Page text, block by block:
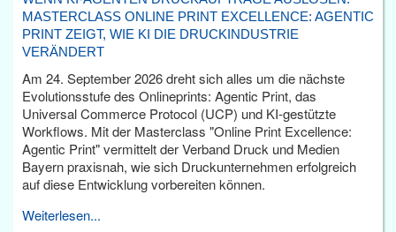
MASTERCLASS ONLINE PRINT EXCELLENCE: AGENTIC
PRINT ZEIGT, WIE KI DIE DRUCKINDUSTRIE
VERÄNDERT
Am 24. September 2026 dreht sich alles um die nächste
Evolutionsstufe des Onlineprints: Agentic Print, das
Universal Commerce Protocol (UCP) und KI-gestützte
Workflows. Mit der Masterclass "Online Print Excellence:
Agentic Print" vermittelt der Verband Druck und Medien
Bayern praxisnah, wie sich Druckunternehmen erfolgreich
auf diese Entwicklung vorbereiten können.
Weiterlesen...